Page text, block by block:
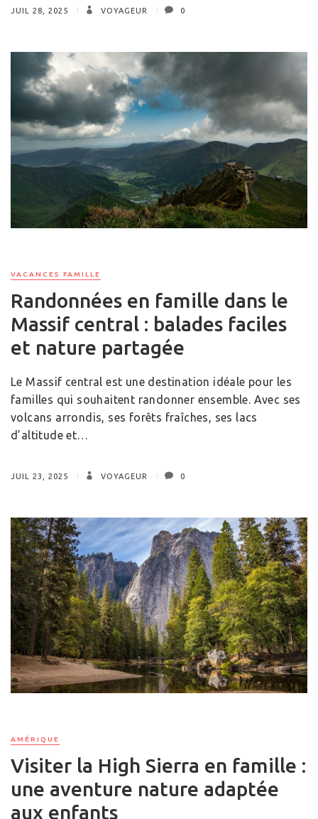
JUIL 28, 2025 VOYAGEUR 0
VACANCES FAMILLE
Randonnées en famille dans le
Massif central : balades faciles
et nature partagée
Le Massif central est une destination idéale pour les
familles qui souhaitent randonner ensemble. Avec ses
volcans arrondis, ses forêts fraîches, ses lacs
d’altitude et…
JUIL 23, 2025 VOYAGEUR 0
AMÉRIQUE
Visiter la High Sierra en famille :
une aventure nature adaptée
aux enfants